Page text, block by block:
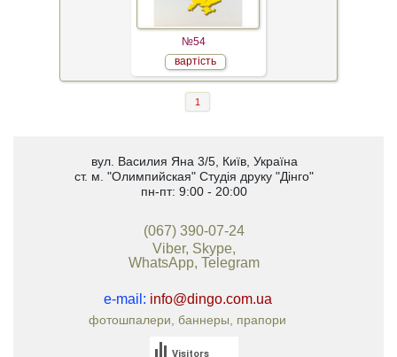
№54
вартість
1
вул. Василия Яна 3/5, Київ, Україна
ст. м. "Олимпийская" Студія друку "Дінго"
пн-пт: 9:00 - 20:00
(067) 390-07-24
Viber, Skype,
WhatsApp, Telegram
e-mail: info@dingo.com.ua
фотошпалери, баннеры, прапори
Visitors